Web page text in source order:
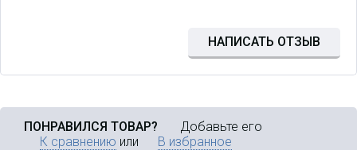
НАПИСАТЬ ОТЗЫВ
ПОНРАВИЛСЯ ТОВАР? Добавьте его
К сравнению или В избранное
Коммутатор L2 Managed: 16
10/100/1000T PoE 30W + 2
1G/2.5G/10G SFP+, -40~+75°C